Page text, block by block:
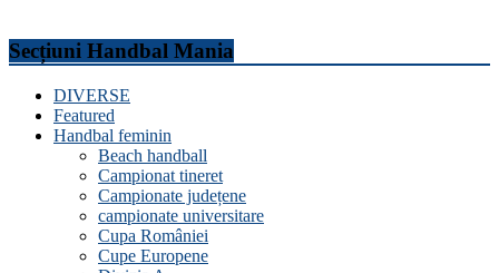
Secțiuni Handbal Mania
DIVERSE
Featured
Handbal feminin
Beach handball
Campionat tineret
Campionate județene
campionate universitare
Cupa României
Cupe Europene